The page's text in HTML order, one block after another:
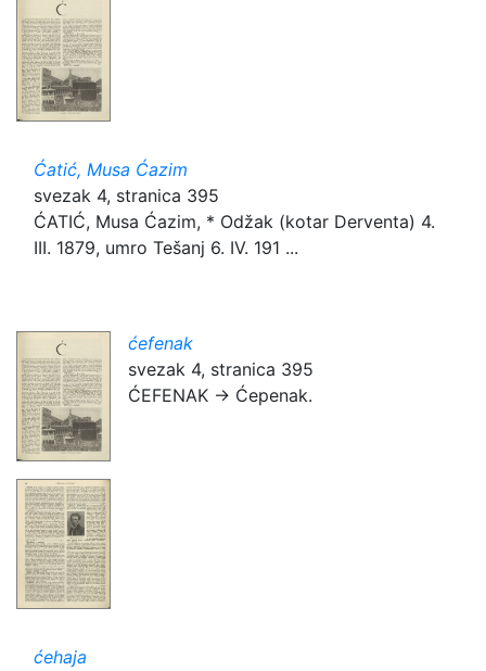
Ćatić, Musa Ćazim
svezak 4, stranica 395
ĆATIĆ, Musa Ćazim, * Odžak (kotar Derventa) 4.
III. 1879, umro Tešanj 6. IV. 191 ...
ćefenak
svezak 4, stranica 395
ĆEFENAK → Ćepenak.
ćehaja